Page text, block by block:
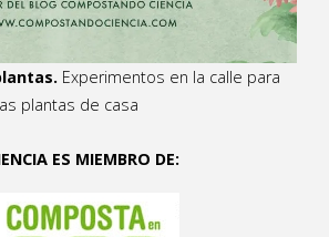
Experimentos en la calle para
plantas de casa
ES MIEMBRO DE: